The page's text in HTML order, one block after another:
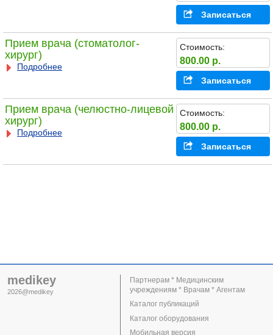
Записаться
Прием врача (стоматолог-
хирург)
Подробнее
Стоимость:
800.00 р.
Записаться
Прием врача (челюстно-лицевой
хирург)
Подробнее
Стоимость:
800.00 р.
Записаться
medikey
2026@medikey
Партнерам * Медицинским
учреждениям * Врачам * Агентам
Каталог публикаций
Каталог оборудования
Мобильная версия